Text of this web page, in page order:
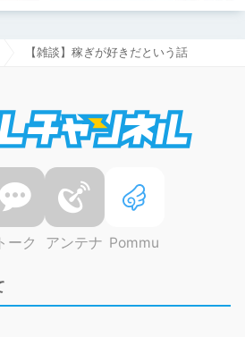
【雑談】稼ぎが好きだという話
トーク アンテナ Pommu